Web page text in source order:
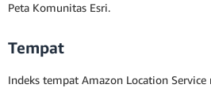
Peta Komunitas Esri.
Tempat
Indeks tempat Amazon Location